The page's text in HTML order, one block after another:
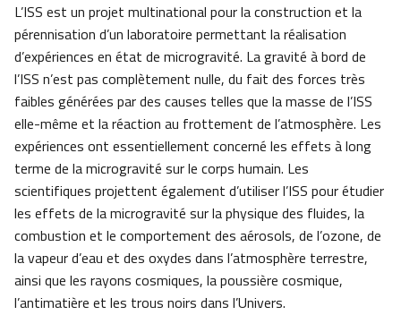
L’ISS est un projet multinational pour la construction et la
pérennisation d’un laboratoire permettant la réalisation
d’expériences en état de microgravité. La gravité à bord de
l’ISS n’est pas complètement nulle, du fait des forces très
faibles générées par des causes telles que la masse de l’ISS
elle-même et la réaction au frottement de l’atmosphère. Les
expériences ont essentiellement concerné les effets à long
terme de la microgravité sur le corps humain. Les
scientifiques projettent également d’utiliser l’ISS pour étudier
les effets de la microgravité sur la physique des fluides, la
combustion et le comportement des aérosols, de l’ozone, de
la vapeur d’eau et des oxydes dans l’atmosphère terrestre,
ainsi que les rayons cosmiques, la poussière cosmique,
l’antimatière et les trous noirs dans l’Univers.